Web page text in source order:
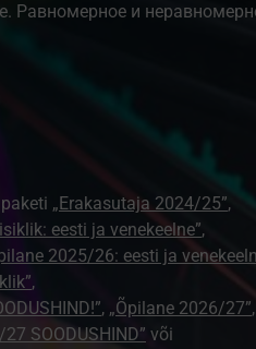
Равномерное и
„Erakasutaja 2024/25”,
eesti ja venekeelne”,
2025/26: eesti ja
,
, „Õpilane 2026/27”,
SOODUSHIND” või